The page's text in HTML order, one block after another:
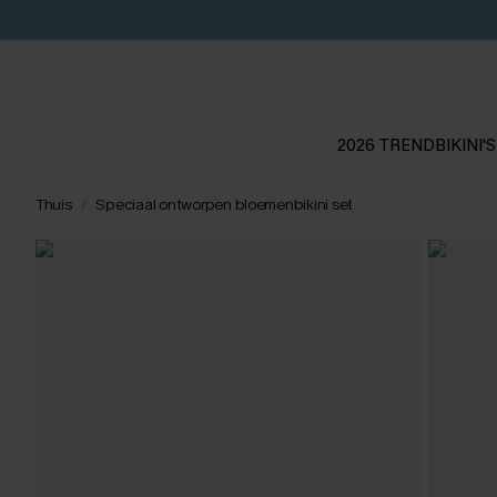
2026 TRENDBIKINI'S
Thuis Speciaal ontworpen bloemenbikini set